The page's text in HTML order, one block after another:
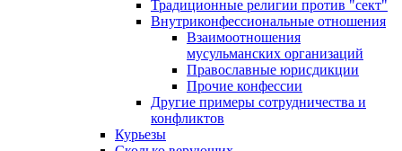
Традиционные религии против "сект"
Внутриконфессиональные отношения
Взаимоотношения
мусульманских организаций
Православные юрисдикции
Прочие конфессии
Другие примеры сотрудничества и
конфликтов
Курьезы